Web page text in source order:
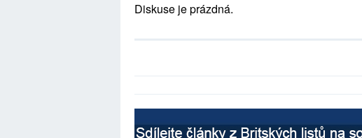
Diskuse je prázdná.